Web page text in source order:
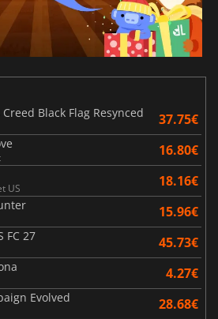
Black Flag Resynced
37.75€
16.80€
US 18.16€
15.96€
FC 27 45.73€
4.27€
Evolved 28.68€